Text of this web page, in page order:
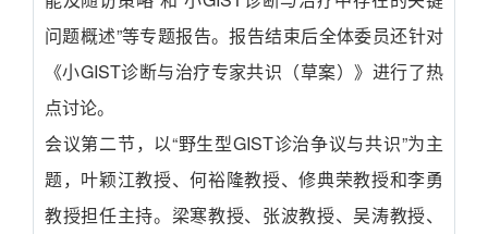
问题概述”等专题报告。报告结束后全体委员还针对
《小GIST诊断与治疗专家共识（草案）》进行了热
点讨论。
会议第二节，以“野生型GIST诊治争议与共识”为主
题，叶颖江教授、何裕隆教授、修典荣教授和李勇
教授担任主持。梁寒教授、张波教授、吴涛教授、